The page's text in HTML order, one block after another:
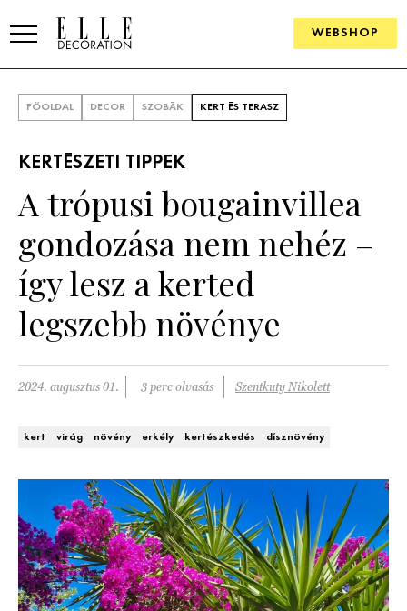
WEBSHOP
SZOBÁK
Konyha
Fürdőszoba
Nappali
Hálószoba
ÖTLETEK
SZÉP TEREK
Szállodák és vendégházak
Lakások
HÍRLEVÉL
FŐOLDAL DECOR SZOBÁK KERT ÉS TERASZ
KERTÉSZETI TIPPEK
A trópusi bougainvillea
gondozása nem nehéz –
így lesz a kerted
legszebb növénye
2024. augusztus 01. 3 perc olvasás Szentkuty Nikolett
kert virág növény erkély kertészkedés dísznövény